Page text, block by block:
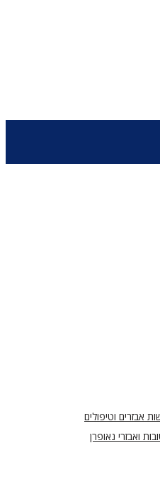
אבזרים וטיפולים
ואבזרי נאופרן